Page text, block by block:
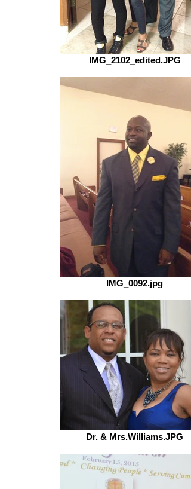
IMG_2102_edited.JPG
IMG_0092.jpg
Dr. & Mrs.Williams.JPG